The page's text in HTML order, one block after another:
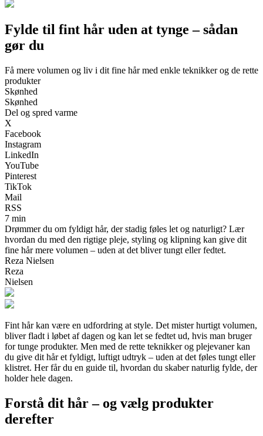
Fylde til fint hår uden at tynge – sådan
gør du
Få mere volumen og liv i dit fine hår med enkle teknikker og de rette
produkter
Skønhed
Skønhed
Del og spred varme
X
Facebook
Instagram
LinkedIn
YouTube
Pinterest
TikTok
Mail
RSS
7 min
Drømmer du om fyldigt hår, der stadig føles let og naturligt? Lær
hvordan du med den rigtige pleje, styling og klipning kan give dit
fine hår mere volumen – uden at det bliver tungt eller fedtet.
Reza Nielsen
Reza
Nielsen
Fint hår kan være en udfordring at style. Det mister hurtigt volumen,
bliver fladt i løbet af dagen og kan let se fedtet ud, hvis man bruger
for tunge produkter. Men med de rette teknikker og plejevaner kan
du give dit hår et fyldigt, luftigt udtryk – uden at det føles tungt eller
klistret. Her får du en guide til, hvordan du skaber naturlig fylde, der
holder hele dagen.
Forstå dit hår – og vælg produkter
derefter